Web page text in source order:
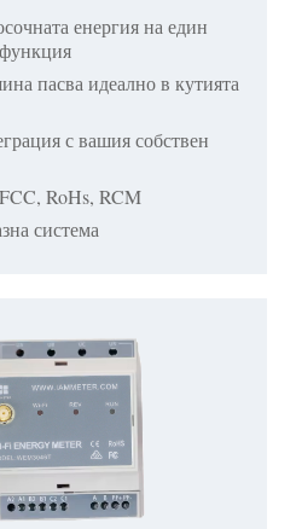
енергия на един
пасва идеално в кутията
с вашия собствен
RoHs, RCM
система